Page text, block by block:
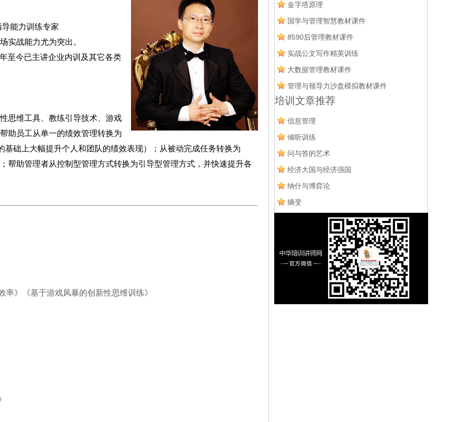
能力训练专家
实战能力尤为突出。
至今已主讲企业内训及其它各类
思维工具、教练引导技术、游戏
助员工从单一的绩效管理转换为
基础上大幅提升个人和团队的绩效表现）；从被动完成任务转换为
帮助管理者从控制型管理方式转换为引导型管理方式，并快速提升各
》 《基于游戏风暴的创新性思维训练》
金字塔原理
国学与管理智慧教材课件
8590后管理教材课件
实战公文写作精英训练
大数据管理教材课件
管理与领导力沙盘模拟教材课件
培训文章推荐
信息管理
倾听训练
问与答的艺术
经济大国与经济强国
纳什与博弈论
熵变